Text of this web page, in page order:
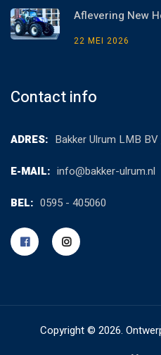
Aflevering New
22 MEI 2026
Contact info
ADRES: Bakker Ulrum LMB
E-MAIL: info@bakker-ulrum.nl
BEL: 0595 - 405060
Copyright © 2026.